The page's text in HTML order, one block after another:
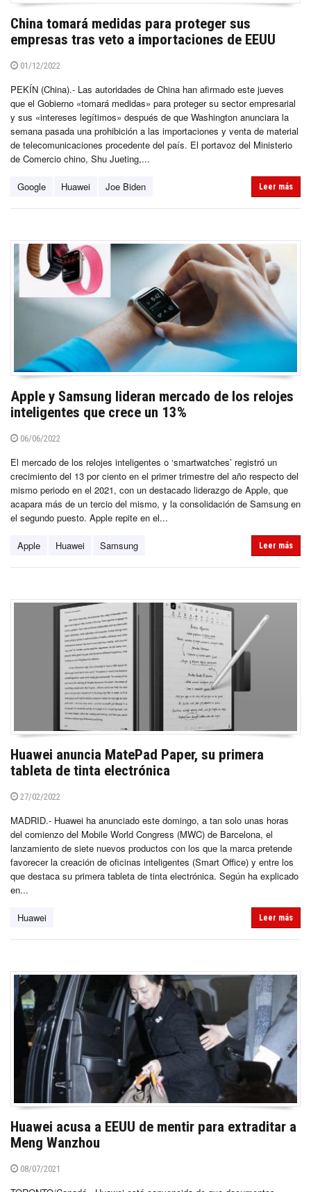
China tomará medidas para proteger sus
empresas tras veto a importaciones de EEUU
01/12/2022
PEKÍN (China).- Las autoridades de China han afirmado este jueves
que el Gobierno «tomará medidas» para proteger su sector empresarial
y sus «intereses legítimos» después de que Washington anunciara la
semana pasada una prohibición a las importaciones y venta de material
de telecomunicaciones procedente del país. El portavoz del Ministerio
de Comercio chino, Shu Jueting,...
Google Huawei Joe Biden Leer más
Apple y Samsung lideran mercado de los relojes
inteligentes que crece un 13%
06/06/2022
El mercado de los relojes inteligentes o ‘smartwatches’ registró un
crecimiento del 13 por ciento en el primer trimestre del año respecto del
mismo periodo en el 2021, con un destacado liderazgo de Apple, que
acapara más de un tercio del mismo, y la consolidación de Samsung en
el segundo puesto. Apple repite en el...
Apple Huawei Samsung Leer más
Huawei anuncia MatePad Paper, su primera
tableta de tinta electrónica
27/02/2022
MADRID.- Huawei ha anunciado este domingo, a tan solo unas horas
del comienzo del Mobile World Congress (MWC) de Barcelona, el
lanzamiento de siete nuevos productos con los que la marca pretende
favorecer la creación de oficinas inteligentes (Smart Office) y entre los
que destaca su primera tableta de tinta electrónica. Según ha explicado
en...
Huawei Leer más
Huawei acusa a EEUU de mentir para extraditar a
Meng Wanzhou
08/07/2021